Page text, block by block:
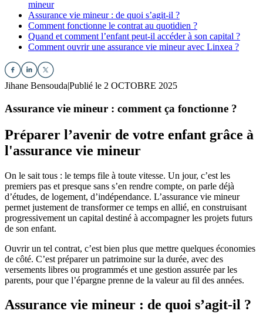
mineur
Assurance vie mineur : de quoi s’agit-il ?
Comment fonctionne le contrat au quotidien ?
Quand et comment l’enfant peut-il accéder à son capital ?
Comment ouvrir une assurance vie mineur avec Linxea ?
Jihane Bensouda|Publié le 2 OCTOBRE 2025
Assurance vie mineur : comment ça fonctionne ?
Préparer l’avenir de votre enfant grâce à
l'assurance vie mineur
On le sait tous : le temps file à toute vitesse. Un jour, c’est les
premiers pas et presque sans s’en rendre compte, on parle déjà
d’études, de logement, d’indépendance. L’assurance vie mineur
permet justement de transformer ce temps en allié, en construisant
progressivement un capital destiné à accompagner les projets futurs
de son enfant.
Ouvrir un tel contrat, c’est bien plus que mettre quelques économies
de côté. C’est préparer un patrimoine sur la durée, avec des
versements libres ou programmés et une gestion assurée par les
parents, pour que l’épargne prenne de la valeur au fil des années.
Assurance vie mineur : de quoi s’agit-il ?